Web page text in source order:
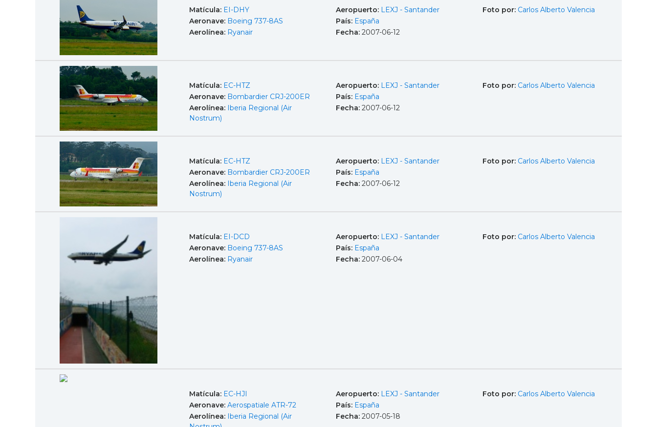
Matícula: EI-DHY
Aeronave: Boeing 737-8AS
Aerolínea: Ryanair
Aeropuerto: LEXJ - Santander
País: España
Fecha: 2007-06-12
Foto por: Carlos Alberto Valencia
Matícula: EC-HTZ
Aeronave: Bombardier CRJ-200ER
Aerolínea: Iberia Regional (Air
Nostrum)
Aeropuerto: LEXJ - Santander
País: España
Fecha: 2007-06-12
Foto por: Carlos Alberto Valencia
Matícula: EC-HTZ
Aeronave: Bombardier CRJ-200ER
Aerolínea: Iberia Regional (Air
Nostrum)
Aeropuerto: LEXJ - Santander
País: España
Fecha: 2007-06-12
Foto por: Carlos Alberto Valencia
Matícula: EI-DCD
Aeronave: Boeing 737-8AS
Aerolínea: Ryanair
Aeropuerto: LEXJ - Santander
País: España
Fecha: 2007-06-04
Foto por: Carlos Alberto Valencia
Matícula: EC-HJI
Aeronave: Aerospatiale ATR-72
Aerolínea: Iberia Regional (Air
Aeropuerto: LEXJ - Santander
País: España
Fecha: 2007-05-18
Foto por: Carlos Alberto Valencia